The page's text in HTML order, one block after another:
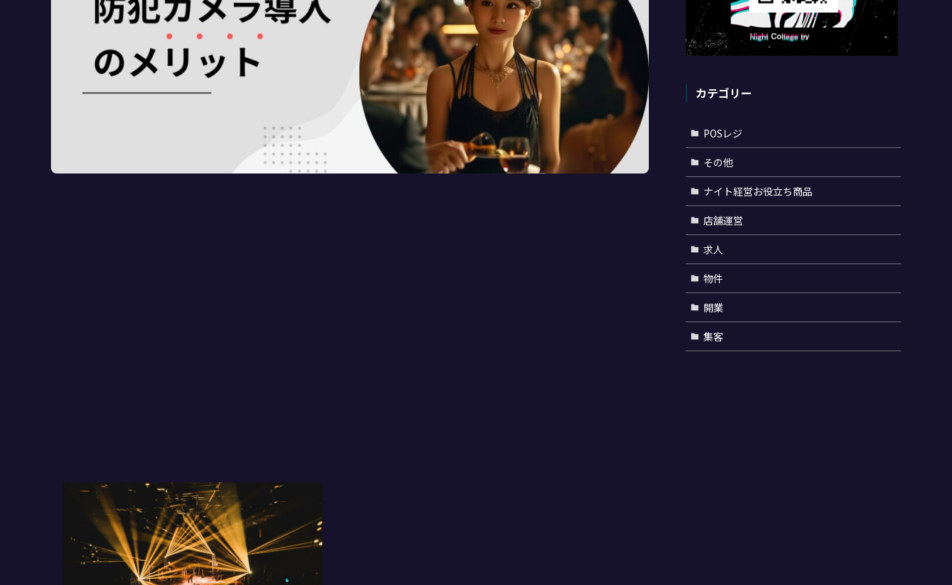
カテゴリー
POSレジ
その他
ナイト経営お役立ち商品
店舗運営
求人
物件
開業
集客